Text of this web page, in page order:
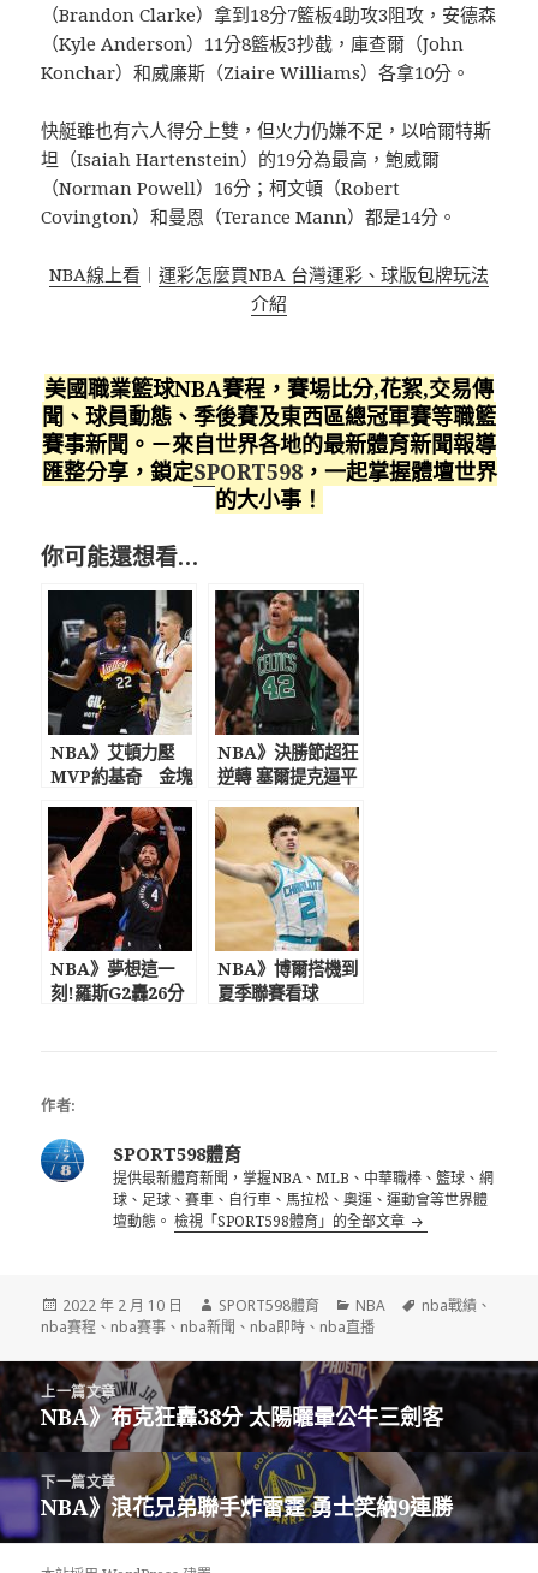
（Brandon Clarke）拿到18分7籃板4助攻3阻攻，安德森
（Kyle Anderson）11分8籃板3抄截，庫查爾（John
Konchar）和威廉斯（Ziaire Williams）各拿10分。
快艇雖也有六人得分上雙，但火力仍嫌不足，以哈爾特斯
坦（Isaiah Hartenstein）的19分為最高，鮑威爾
（Norman Powell）16分；柯文頓（Robert
Covington）和曼恩（Terance Mann）都是14分。
NBA線上看 ︱ 運彩怎麼買NBA 台灣運彩、球版包牌玩法
介紹
美國職業籃球NBA賽程，賽場比分,花絮,交易傳
聞、球員動態、季後賽及東西區總冠軍賽等職籃
賽事新聞。－來自世界各地的最新體育新聞報導
匯整分享，鎖定SPORT598，一起掌握體壇世界
的大小事！
你可能還想看…
NBA》艾頓力壓
MVP約基奇 金塊
徹底迷失
NBA》決勝節超狂
逆轉 塞爾提克逼平
NBA》夢想這一
刻!羅斯G2轟26分
NBA》博爾搭機到
夏季聯賽看球
作者:
SPORT598體育
提供最新體育新聞，掌握NBA、MLB、中華職棒、籃球、網
球、足球、賽車、自行車、馬拉松、奧運、運動會等世界體
壇動態。檢視「SPORT598體育」的全部文章
發
佈
期:
2022 年 2 月 10 日
作
者
SPORT598體育
分
類
NBA
標
nba戰績 、
nba賽程 、 nba賽事 、 nba新聞 、 nba即時 、 nba直播
文
章
導
上一篇文章
上
一
篇
文
章:
NBA》布克狂轟38分 太陽曬暈公牛三劍客
下一篇文章
下
一
篇
NBA》浪花兄弟聯手炸雷霆 勇士笑納9連勝